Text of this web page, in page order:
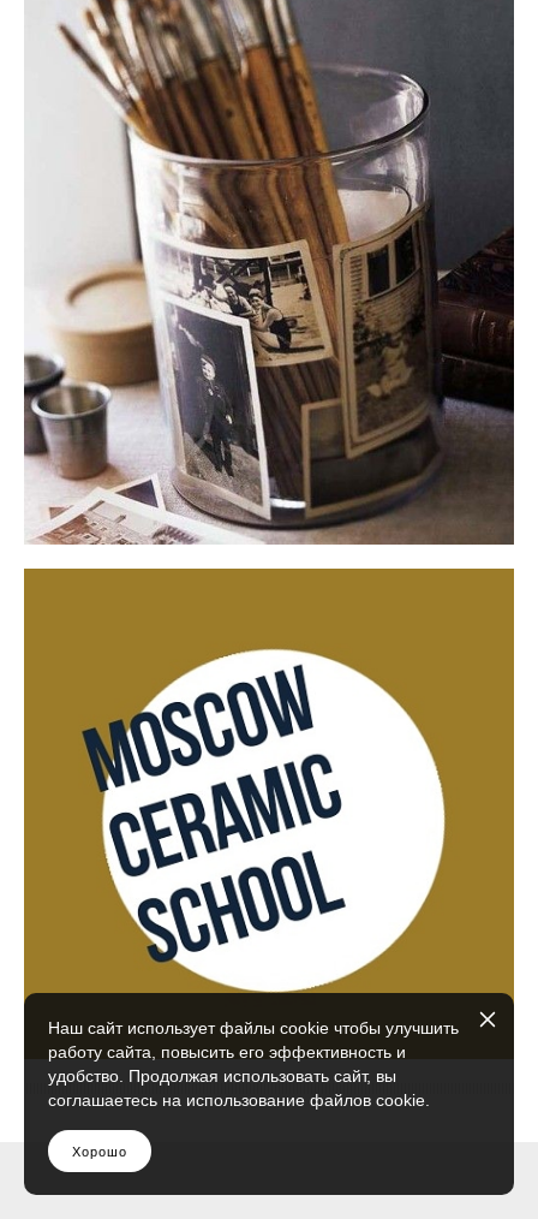
Наш сайт использует файлы cookie чтобы улучшить
работу сайта, повысить его эффективность и
удобство. Продолжая использовать сайт, вы
соглашаетесь на использование файлов cookie.
Хорошо